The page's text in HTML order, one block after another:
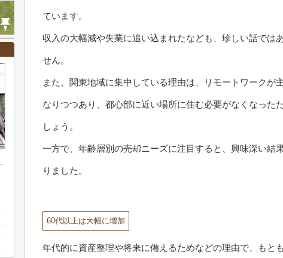
ています。
収入の大幅減や失業に追い込まれたなども、珍しい話では
せん。
また、関東地域に集中している理由は、リモートワークが
なりつつあり、都心部に近い場所に住む必要がなくなった
しょう。
一方で、年齢層別の売却ニーズに注目すると、興味深い結
りました。
60代以上は大幅に増加
年代的に資産整理や将来に備えるためなどの理由で、もと